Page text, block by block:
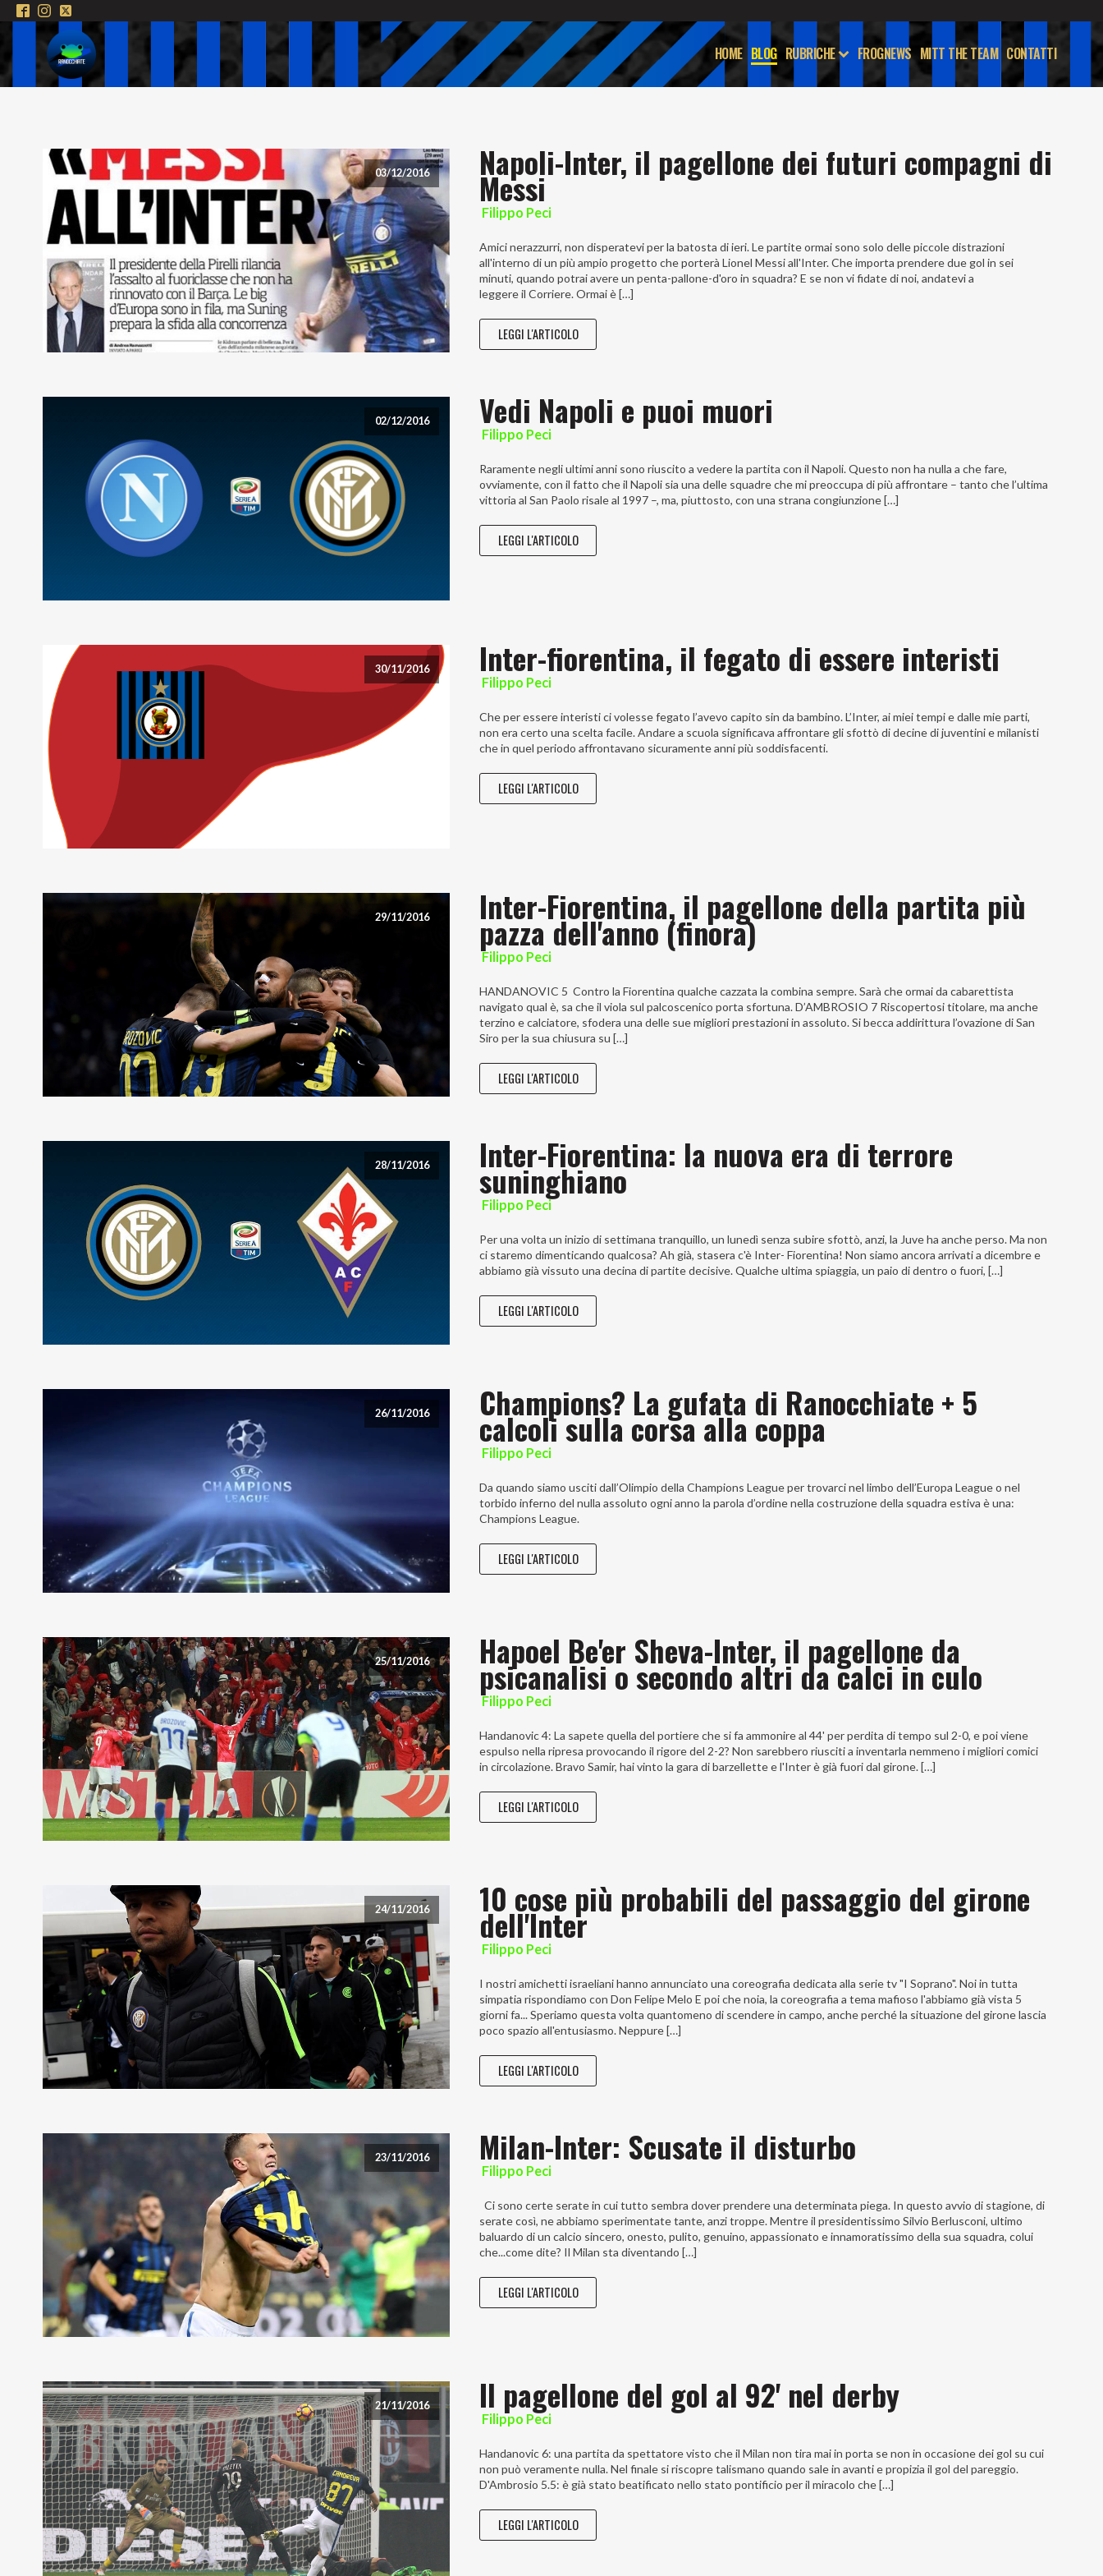
HOME BLOG RUBRICHE FROGNEWS MITT THE TEAM CONTATTI
03/12/2016 Napoli-Inter, il pagellone dei futuri compagni di
Messi
Filippo Peci
Amici nerazzurri, non disperatevi per la batosta di ieri. Le partite ormai sono solo delle piccole distrazioni
all'interno di un più ampio progetto che porterà Lionel Messi all'Inter. Che importa prendere due gol in sei
minuti, quando potrai avere un penta-pallone-d'oro in squadra? E se non vi fidate di noi, andatevi a
leggere il Corriere. Ormai è […]
LEGGI L'ARTICOLO
02/12/2016 Vedi Napoli e puoi muori
Filippo Peci
Raramente negli ultimi anni sono riuscito a vedere la partita con il Napoli. Questo non ha nulla a che fare,
ovviamente, con il fatto che il Napoli sia una delle squadre che mi preoccupa di più affrontare – tanto che l’ultima
vittoria al San Paolo risale al 1997 –, ma, piuttosto, con una strana congiunzione […]
LEGGI L'ARTICOLO
30/11/2016 Inter-fiorentina, il fegato di essere interisti
Filippo Peci
Che per essere interisti ci volesse fegato l’avevo capito sin da bambino. L’Inter, ai miei tempi e dalle mie parti,
non era certo una scelta facile. Andare a scuola significava affrontare gli sfottò di decine di juventini e milanisti
che in quel periodo affrontavano sicuramente anni più soddisfacenti.
LEGGI L'ARTICOLO
29/11/2016 Inter-Fiorentina, il pagellone della partita più
pazza dell'anno (finora)
Filippo Peci
HANDANOVIC 5 Contro la Fiorentina qualche cazzata la combina sempre. Sarà che ormai da cabarettista
navigato qual è, sa che il viola sul palcoscenico porta sfortuna. D’AMBROSIO 7 Riscopertosi titolare, ma anche
terzino e calciatore, sfodera una delle sue migliori prestazioni in assoluto. Si becca addirittura l’ovazione di San
Siro per la sua chiusura su […]
LEGGI L'ARTICOLO
28/11/2016 Inter-Fiorentina: la nuova era di terrore
suninghiano
Filippo Peci
Per una volta un inizio di settimana tranquillo, un lunedì senza subire sfottò, anzi, la Juve ha anche perso. Ma non
ci staremo dimenticando qualcosa? Ah già, stasera c'è Inter- Fiorentina! Non siamo ancora arrivati a dicembre e
abbiamo già vissuto una decina di partite decisive. Qualche ultima spiaggia, un paio di dentro o fuori, […]
LEGGI L'ARTICOLO
26/11/2016 Champions? La gufata di Ranocchiate + 5
calcoli sulla corsa alla coppa
Filippo Peci
Da quando siamo usciti dall’Olimpio della Champions League per trovarci nel limbo dell’Europa League o nel
torbido inferno del nulla assoluto ogni anno la parola d’ordine nella costruzione della squadra estiva è una:
Champions League.
LEGGI L'ARTICOLO
25/11/2016 Hapoel Be'er Sheva-Inter, il pagellone da
psicanalisi o secondo altri da calci in culo
Filippo Peci
Handanovic 4: La sapete quella del portiere che si fa ammonire al 44' per perdita di tempo sul 2-0, e poi viene
espulso nella ripresa provocando il rigore del 2-2? Non sarebbero riusciti a inventarla nemmeno i migliori comici
in circolazione. Bravo Samir, hai vinto la gara di barzellette e l'Inter è già fuori dal girone. […]
LEGGI L'ARTICOLO
24/11/2016 10 cose più probabili del passaggio del girone
dell'Inter
Filippo Peci
I nostri amichetti israeliani hanno annunciato una coreografia dedicata alla serie tv "I Soprano". Noi in tutta
simpatia rispondiamo con Don Felipe Melo E poi che noia, la coreografia a tema mafioso l'abbiamo già vista 5
giorni fa... Speriamo questa volta quantomeno di scendere in campo, anche perché la situazione del girone lascia
poco spazio all'entusiasmo. Neppure […]
LEGGI L'ARTICOLO
23/11/2016 Milan-Inter: Scusate il disturbo
Filippo Peci
Ci sono certe serate in cui tutto sembra dover prendere una determinata piega. In questo avvio di stagione, di
serate così, ne abbiamo sperimentate tante, anzi troppe. Mentre il presidentissimo Silvio Berlusconi, ultimo
baluardo di un calcio sincero, onesto, pulito, genuino, appassionato e innamoratissimo della sua squadra, colui
che...come dite? Il Milan sta diventando […]
LEGGI L'ARTICOLO
21/11/2016 Il pagellone del gol al 92' nel derby
Filippo Peci
Handanovic 6: una partita da spettatore visto che il Milan non tira mai in porta se non in occasione dei gol su cui
non può veramente nulla. Nel finale si riscopre talismano quando sale in avanti e propizia il gol del pareggio.
D'Ambrosio 5.5: è già stato beatificato nello stato pontificio per il miracolo che […]
LEGGI L'ARTICOLO